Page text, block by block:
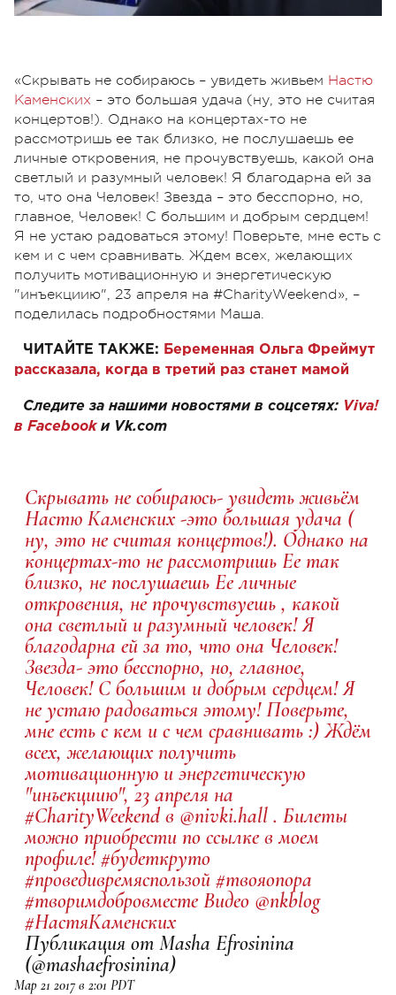
«Скрывать не собираюсь – увидеть живьем Настю
Каменских – это большая удача (ну, это не считая
концертов!). Однако на концертах-то не
рассмотришь ее так близко, не послушаешь ее
личные откровения, не прочувствуешь, какой она
светлый и разумный человек! Я благодарна ей за
то, что она Человек! Звезда – это бесспорно, но,
главное, Человек! С большим и добрым сердцем!
Я не устаю радоваться этому! Поверьте, мне есть с
кем и с чем сравнивать. Ждем всех, желающих
получить мотивационную и энергетическую
"инъекциию", 23 апреля на #CharityWeekend», –
поделилась подробностями Маша.
ЧИТАЙТЕ ТАКЖЕ: Беременная Ольга Фреймут
рассказала, когда в третий раз станет мамой
Следите за нашими новостями в соцсетях: Viva!
в Facebookи Vk.com
Скрывать не собираюсь- увидеть живьём
Настю Каменских -это большая удача (
ну, это не считая концертов!). Однако на
концертах-то не рассмотришь Ее так
близко, не послушаешь Ее личные
откровения, не прочувствуешь , какой
она светлый и разумный человек! Я
благодарна ей за то, что она Человек!
Звезда- это бесспорно, но, главное,
Человек! С большим и добрым сердцем! Я
не устаю радоваться этому! Поверьте,
мне есть с кем и с чем сравнивать :) Ждём
всех, желающих получить
мотивационную и энергетическую
"инъекциию", 23 апреля на
#CharityWeekend в @nivki.hall . Билеты
можно приобрести по ссылке в моем
профиле! #будеткруто
#проведивремяспользой #твояопора
#творимдобровместе Видео @nkblog
#НастяКаменских
Публикация от Masha Efrosinina
(@mashaefrosinina)
Мар 21 2017 в 2:01 PDT